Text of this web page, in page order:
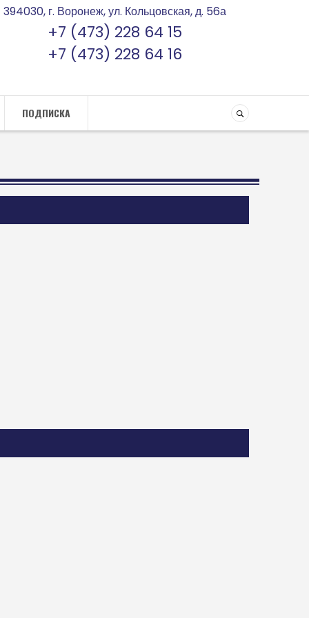
394030, г. Воронеж, ул. Кольцовская, д. 56а
+7 (473) 228 64 15
+7 (473) 228 64 16
ПОДПИСКА